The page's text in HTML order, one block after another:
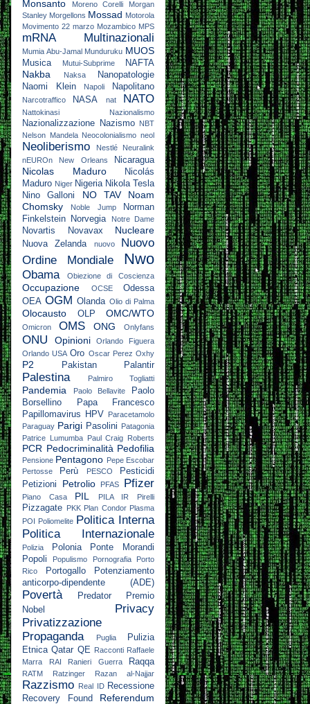
Monsanto Moreno Corelli
Morgan
Stanley Morgellons Mossad Motorola
Movimento 22 marzo Mozambico MPS
mRNA Multinazionali
Mumia Abu-Jamal Munduruku MUOS
Musica Mutui-Subprime NAFTA
Nakba Naksa
Nanopatologie
Naomi Klein
Napoli Napolitano
Narcotraffico NASA nat NATO
Nattokinasi Nazionalismo
Nazionalizzazione Nazismo
NBT
Nelson Mandela Neocolonialismo neol
Neoliberismo Nestlé
Neuralink
nEUROn
New Orleans Nicaragua
Nicolas Maduro
Nicolás
Maduro Niger Nigeria Nikola Tesla
Nino Galloni
NO TAV
Noam
Chomsky
Noble Jump
Norman
Finkelstein
Norvegia Notre Dame
Novartis Novavax Nucleare
Nuova Zelanda nuovo
Nuovo
Ordine Mondiale
Nwo
Obama Obiezione di Coscienza
Occupazione OCSE
Odessa
OEA OGM Olanda Olio di Palma
Olocausto OLP OMC/WTO
Omicron OMS ONG Onlyfans
ONU Opinioni
Orlando Figuera
Orlando USA Oro Oscar Perez Oxhy
P2 Pakistan Palantir
Palestina Palmiro Togliatti
Pandemia Paolo Bellavite
Paolo
Borsellino
Papa Francesco
Papillomavirus HPV
Paracetamolo
Paraguay Parigi Pasolini Patagonia
Patrice Lumumba
Paul Craig Roberts
PCR Pedocriminalità Pedofilia
Pensione Pentagono Pepe Escobar
Pertosse
Perù PESCO
Pesticidi
Petizioni
Petrolio PFAS Pfizer
Piano Casa PIL PILA IR Pirelli
Pizzagate PKK Plan Condor Plasma
POI Poliomelite Politica Interna
Politica Internazionale
Polizia Polonia
Ponte Morandi
Popoli
Populismo Pornografia
Porto
Rico
Portogallo
Potenziamento
anticorpo-dipendente (ADE)
Povertà Predator
Premio
Nobel
Privacy
Privatizzazione
Propaganda
Puglia
Pulizia
Etnica Qatar QE Racconti Raffaele
Marra
RAI Ranieri Guerra Raqqa
RATM Ratzinger Razan al-Najjar
Razzismo Real ID Recessione
Recovery Found
Referendum